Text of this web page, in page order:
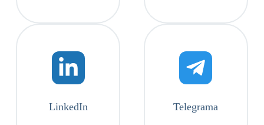
LinkedIn Telegrama